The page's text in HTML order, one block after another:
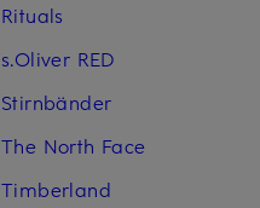
Rituals
s.Oliver RED
Stirnbänder
The North Face
Timberland